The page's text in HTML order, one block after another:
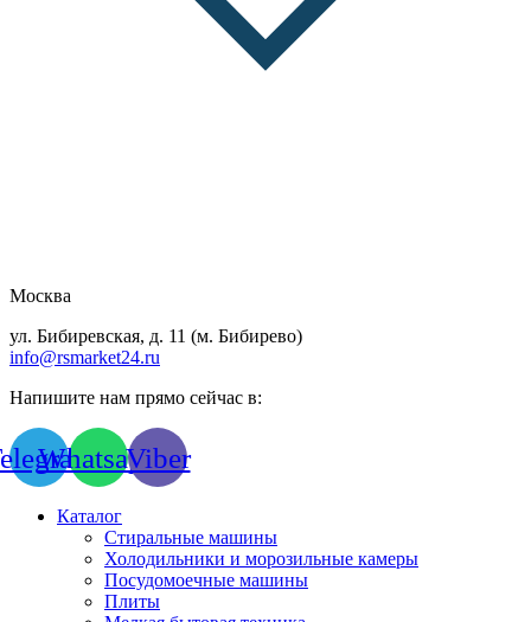
Москва
ул. Бибиревская, д. 11 (м. Бибирево)
info@rsmarket24.ru
Напишите нам прямо сейчас в:
WhatsappViber
Каталог
Стиральные машины
Холодильники и морозильные камеры
Посудомоечные машины
Плиты